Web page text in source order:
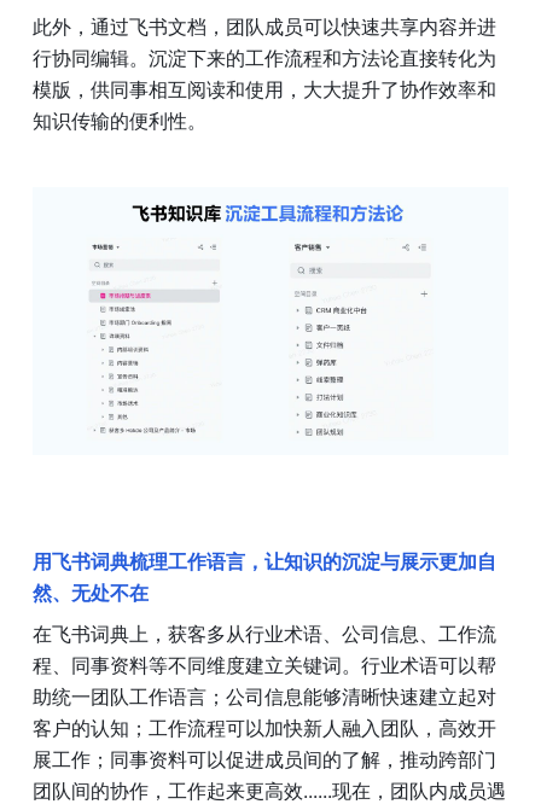
此外，通过飞书文档，团队成员可以快速共享内容并进
行协同编辑。沉淀下来的工作流程和方法论直接转化为
模版，供同事相互阅读和使用，大大提升了协作效率和
知识传输的便利性。
用飞书词典梳理工作语言，让知识的沉淀与展示更加自
然、无处不在
在飞书词典上，获客多从行业术语、公司信息、工作流
程、同事资料等不同维度建立关键词。行业术语可以帮
助统一团队工作语言；公司信息能够清晰快速建立起对
客户的认知；工作流程可以加快新人融入团队，高效开
展工作；同事资料可以促进成员间的了解，推动跨部门
团队间的协作，工作起来更高效......现在，团队内成员遇